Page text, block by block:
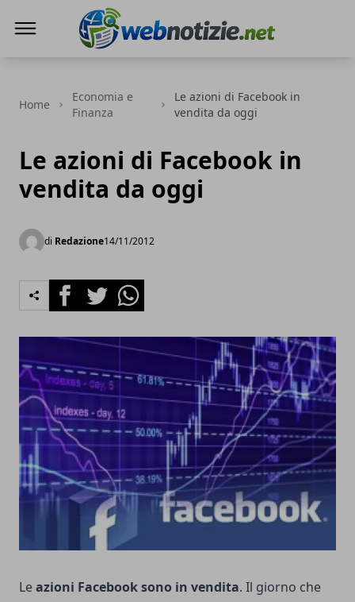
Home
Economia e
Finanza
Le azioni di Facebook in
vendita da oggi
Le azioni di Facebook in
vendita da oggi
di Redazione14/11/2012
FacebookTwitterWhatsapp
Leazioni Facebook sono in vendita. Il giorno che